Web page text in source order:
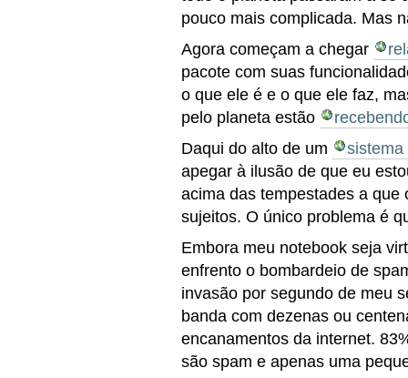
pouco mais complicada. Mas
Agora começam a chegar
pacote com suas
o que ele é e o que ele faz,
pelo planeta estão
Daqui do alto de um
sistema
apegar à ilusão de que eu
acima das tempestades a
sujeitos. O único problema é
Embora meu notebook seja
enfrento o bombardeio de
invasão por segundo de meu
banda com dezenas ou
encanamentos da internet.
são spam e apenas uma